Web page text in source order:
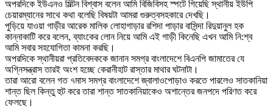
অপরদিকে ইউএনও মিল্টন বিশ্বাস বলেন আমি বিজিবিসহ স্পটে গিয়েছি স্থানীয় ইউপি
চেয়ারম্যানের সাথে কথা বলেছি বিষয়টা আমরা গুরুত্বসহকারে দেখছি।
পুড়িয়ে যাওয়া গাড়ীর আরেক মালিক লোহাগাড়ার রশিদা পাড়ার বাসিন্দা রিদুয়ানুল হক
কান্নাকাটি করে বলেন, ব্যাংকের লোন নিয়ে আমি এই গাড়ী কিনেছি এখন আমি নি:শ্ব
আমি সবার সহযোগিতা কামনা করছি।
অপরদিকে স্থানীয়রা প্রতিবেদককে জানান সমগ্র বাংলাদেশে বিএনপি জামাতের যে
অগ্নিসন্ত্রাস তারই অংশ হচ্ছে কেরানীহাট রাস্তার মাথার ঘটনাটা।
তারা আরো বলেন গত ৭মাস সমগ্র বাংলাদেশে জ্বালাওপোড়াও করতে পারলেও সাতকানিয়া
শান্ত ছিল কিন্তু হুট করে তারা শান্ত সাতকানিয়াকেও অশান্তের জনপদে পরিণত করে
ফেলছে।